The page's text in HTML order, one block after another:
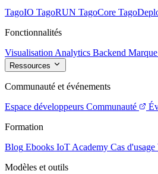
TagoIO TagoRUN TagoCore
Fonctionnalités
Visualisation Analytics Backend
Ressources
Communauté et événements
Espace développeurs Communauté
Formation
Blog Ebooks IoT Academy Cas d'usage
Modèles et outils